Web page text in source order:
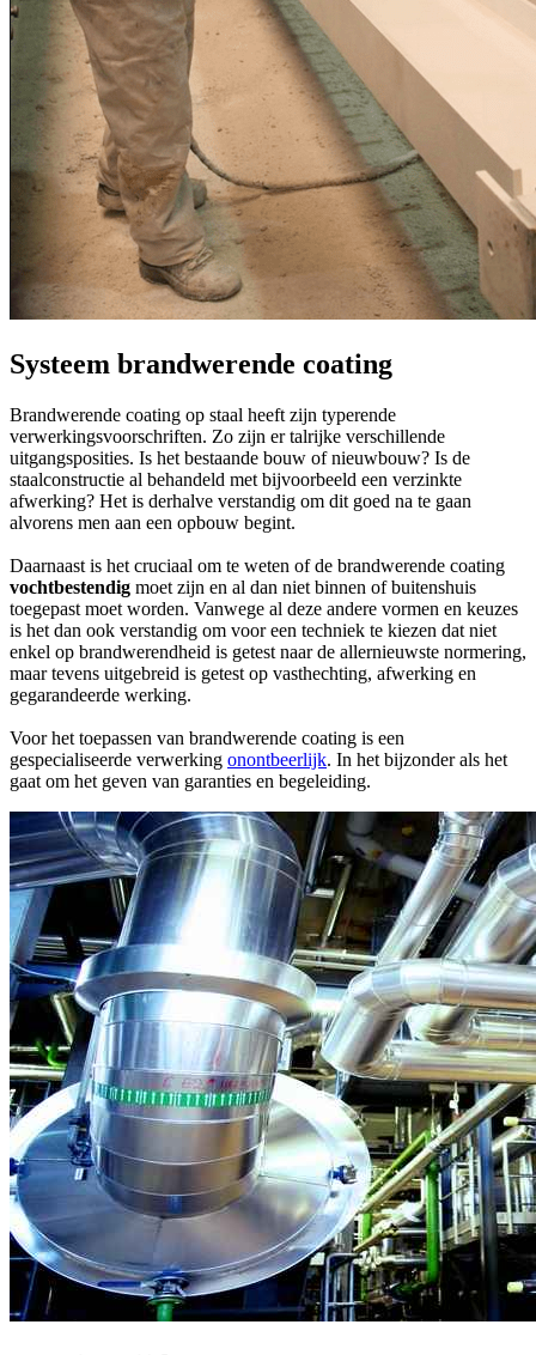
Systeem brandwerende coating
Brandwerende coating op staal heeft zijn typerende
verwerkingsvoorschriften. Zo zijn er talrijke verschillende
uitgangsposities. Is het bestaande bouw of nieuwbouw? Is de
staalconstructie al behandeld met bijvoorbeeld een verzinkte
afwerking? Het is derhalve verstandig om dit goed na te gaan
alvorens men aan een opbouw begint.
Daarnaast is het cruciaal om te weten of de brandwerende coating
vochtbestendig moet zijn en al dan niet binnen of buitenshuis
toegepast moet worden. Vanwege al deze andere vormen en keuzes
is het dan ook verstandig om voor een techniek te kiezen dat niet
enkel op brandwerendheid is getest naar de allernieuwste normering,
maar tevens uitgebreid is getest op vasthechting, afwerking en
gegarandeerde werking.
Voor het toepassen van brandwerende coating is een
gespecialiseerde verwerking onontbeerlijk. In het bijzonder als het
gaat om het geven van garanties en begeleiding.